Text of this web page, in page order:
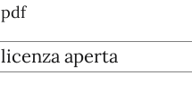
pdf
licenza aperta